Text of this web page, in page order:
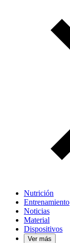
Nutrición
Entrenamiento
Noticias
Material
Dispositivos
Ver más